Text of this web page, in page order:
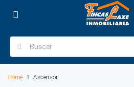
Home Ascensor